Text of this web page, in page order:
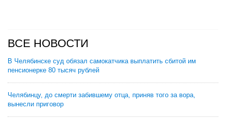
ВСЕ НОВОСТИ
В Челябинске суд обязал самокатчика выплатить сбитой им
пенсионерке 80 тысяч рублей
Челябинцу, до смерти забившему отца, приняв того за вора,
вынесли приговор